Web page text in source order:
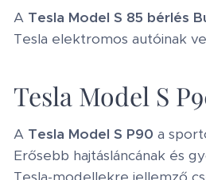
A Tesla Model S 85 bérlés
Tesla elektromos autóinak
Tesla Model S
A Tesla Model S P90 a
Erősebb hajtásláncának és